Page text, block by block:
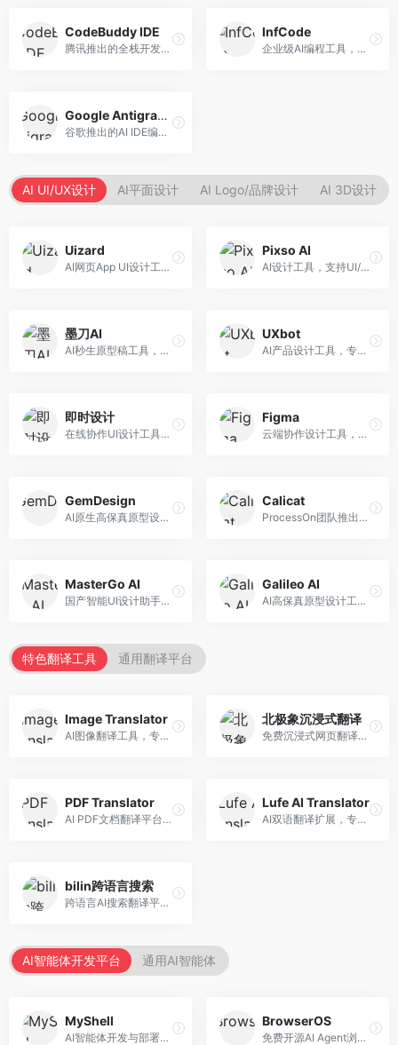
CodeBuddy IDE
腾讯推出的全栈开发AI IDE，整合腾讯云服务。面向开发者，提供代码生成、调试辅助、部署服务等功能，与腾讯云生态深度整合。
InfCode
企业级AI编程工具，专注于团队协作开发。面向企业开发团队，提供代码生成、代码审查、团队协作等服务，企业级功能完善。
Google Antigravity
谷歌推出的AI IDE编程智能体，整合Google Cloud服务。面向谷歌生态开发者，提供智能编程辅助、云服务集成等功能。
AI UI/UX设计 AI平面设计 AI Logo/品牌设计 AI 3D设计
Uizard
AI网页App UI设计工具，专注于快速界面生成。面向产品经理和设计师，提供线框图转UI、界面生成、设计优化等服务，设计速度快。
Pixso AI
AI设计工具，支持UI/UX设计全流程。面向设计师和产品团队，提供界面生成、设计优化、协作评审等服务，国产替代方案，团队协作便捷。
墨刀AI
AI秒生原型稿工具，专注于快速原型设计。面向产品经理和设计师，提供原型生成、交互设计、团队协作等服务，原型制作效率高。
UXbot
AI产品设计工具，专注于用户体验优化。面向UX设计师，提供用户研究、设计建议、可用性测试等服务，UX设计支持完善。
即时设计
在线协作UI设计工具，整合AI设计功能。面向设计师和产品团队，提供界面设计、原型制作、设计资源库等服务，国产协作设计平台。
Figma
云端协作设计工具，整合AI设计辅助功能。面向UI/UX设计师和产品团队，提供界面设计、原型制作、团队协作等服务，协作功能强大，是UI设计领域的标杆产品。
GemDesign
AI原生高保真原型设计工具，专注于智能设计生成。面向设计师，提供界面生成、设计优化、原型制作等服务，设计自动化程度高。
Calicat
ProcessOn团队推出的产设研协作平台，整合设计与协作功能。面向产品团队，提供设计协作、文档管理、团队沟通等服务，产研协作便捷。
MasterGo AI
国产智能UI设计助手，专注于界面设计自动化。面向UI设计师，提供界面生成、组件设计、设计系统构建等服务，中文用户适配性好。
Galileo AI
AI高保真原型设计工具，专注于UI界面生成。面向设计师和产品团队，提供界面生成、交互设计、设计优化等服务，界面质量高。
特色翻译工具 通用翻译平台
Image Translator
AI图像翻译工具，专注于图片文字翻译。面向设计师和电商从业者，提供图片文字识别、翻译、替换等服务，图像翻译效果好。
北极象沉浸式翻译
免费沉浸式网页翻译工具，专注于阅读体验。面向普通用户，提供网页双语翻译、文档翻译等服务，免费使用，翻译质量高。
PDF Translator
AI PDF文档翻译平台，专注于文档本地化。面向商务人士，提供PDF翻译、格式保留、批量处理等服务，文档翻译专业。
Lufe AI Translator
AI双语翻译扩展，专注于浏览器翻译场景。面向外语内容阅读者，提供网页双语翻译、划词翻译等服务，浏览器集成便捷。
bilin跨语言搜索
跨语言AI搜索翻译平台，专注于信息获取。面向研究者和内容创作者，提供跨语言搜索、内容翻译、信息整合等服务，跨语言检索能力强。
AI智能体开发平台 通用AI智能体
MyShell
AI智能体开发与部署平台，专注于语音交互智能体。面向开发者，提供语音智能体创建、部署服务、社区分享等功能，语音交互能力强。
BrowserOS
免费开源AI Agent浏览器，专注于浏览器自动化。面向开发者，提供浏览器控制、任务自动化、API接口等服务，开源免费。